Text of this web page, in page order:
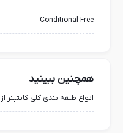
Conditional Free
همچنین ببینید